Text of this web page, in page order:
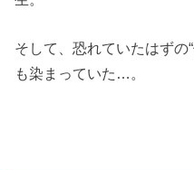
そして、恐れていたはずの
も染まっていた…。